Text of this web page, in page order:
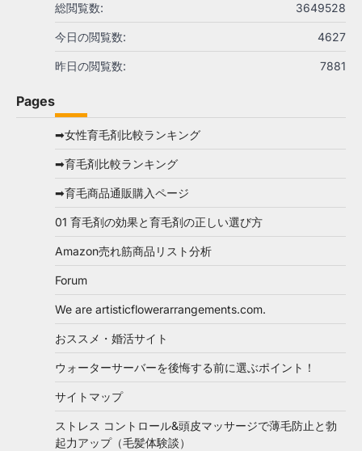
3649528
総閲覧数:
4627
今日の閲覧数:
7881
昨日の閲覧数:
Pages
➡女性育毛剤比較ランキング
➡育毛剤比較ランキング
➡育毛商品通販購入ページ
01 育毛剤の効果と育毛剤の正しい選び方
Amazon売れ筋商品リスト分析
Forum
We are artisticflowerarrangements.com.
おススメ・婚活サイト
ウォーターサーバーを後悔する前に選ぶポイント！
サイトマップ
ストレス コントロール&頭皮マッサージで薄毛防止と勃
起力アップ（毛髪体験談）